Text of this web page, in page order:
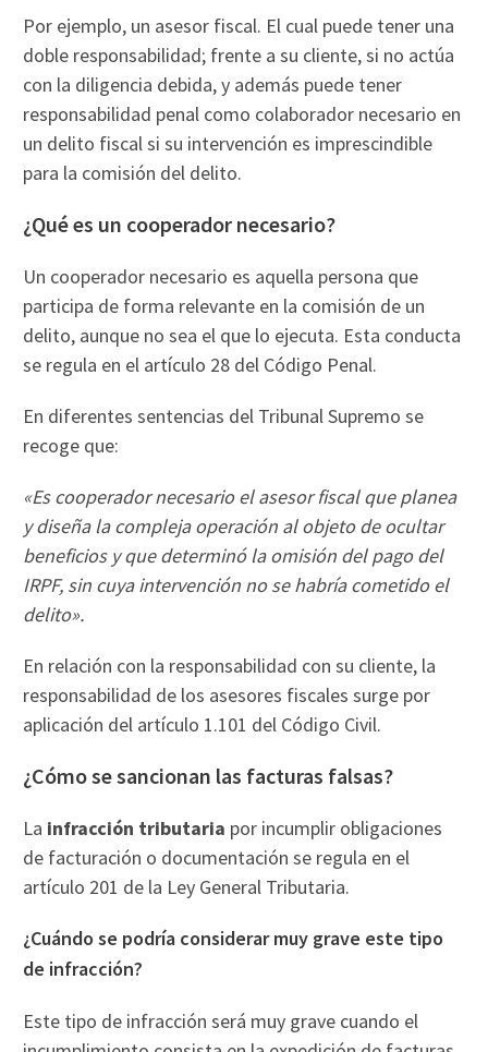
Por ejemplo, un asesor fiscal. El cual puede tener una
doble responsabilidad; frente a su cliente, si no actúa
con la diligencia debida, y además puede tener
responsabilidad penal como colaborador necesario en
un delito fiscal si su intervención es imprescindible
para la comisión del delito.
¿Qué es un cooperador necesario?
Un cooperador necesario es aquella persona que
participa de forma relevante en la comisión de un
delito, aunque no sea el que lo ejecuta. Esta conducta
se regula en el artículo 28 del Código Penal.
En diferentes sentencias del Tribunal Supremo se
recoge que:
«Es cooperador necesario el asesor fiscal que planea
y diseña la compleja operación al objeto de ocultar
beneficios y que determinó la omisión del pago del
IRPF, sin cuya intervención no se habría cometido el
delito».
En relación con la responsabilidad con su cliente, la
responsabilidad de los asesores fiscales surge por
aplicación del artículo 1.101 del Código Civil.
¿Cómo se sancionan las facturas falsas?
La infracción tributaria por incumplir obligaciones
de facturación o documentación se regula en el
artículo 201 de la Ley General Tributaria.
¿Cuándo se podría considerar muy grave este tipo
de infracción?
Este tipo de infracción será muy grave cuando el